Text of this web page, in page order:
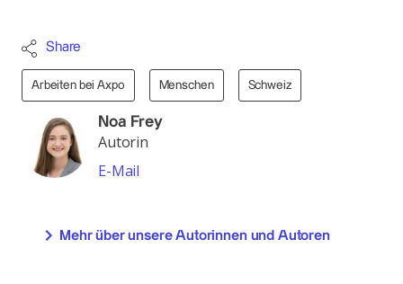
Share
Arbeiten bei Axpo Menschen Schweiz
Noa Frey
Autorin
E-Mail
Mehr über unsere Autorinnen und Autoren